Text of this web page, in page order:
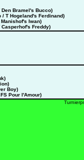
Den Bramel's Bucco)
/ T Hogeland's Ferdinand)
Iwan)
Casperhof's Freddy)
Boy)
Pour l'Amour)